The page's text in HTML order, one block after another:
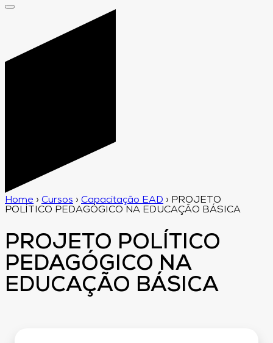
Home › Cursos › Capacitação EAD › PROJETO
POLÍTICO PEDAGÓGICO NA EDUCAÇÃO BÁSICA
PROJETO POLÍTICO
PEDAGÓGICO NA
EDUCAÇÃO BÁSICA